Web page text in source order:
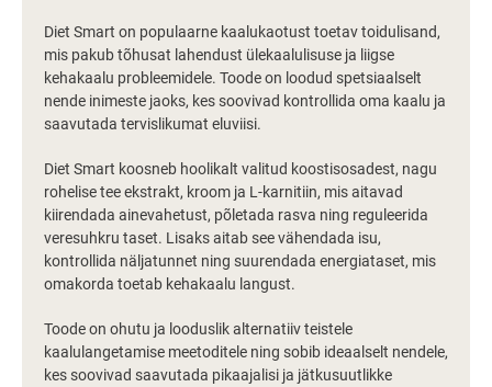
Diet Smart on populaarne kaalukaotust toetav toidulisand,
mis pakub tõhusat lahendust ülekaalulisuse ja liigse
kehakaalu probleemidele. Toode on loodud spetsiaalselt
nende inimeste jaoks, kes soovivad kontrollida oma kaalu ja
saavutada tervislikumat eluviisi.
Diet Smart koosneb hoolikalt valitud koostisosadest, nagu
rohelise tee ekstrakt, kroom ja L-karnitiin, mis aitavad
kiirendada ainevahetust, põletada rasva ning reguleerida
veresuhkru taset. Lisaks aitab see vähendada isu,
kontrollida näljatunnet ning suurendada energiataset, mis
omakorda toetab kehakaalu langust.
Toode on ohutu ja looduslik alternatiiv teistele
kaalulangetamise meetoditele ning sobib ideaalselt nendele,
kes soovivad saavutada pikaajalisi ja jätkusuutlikke